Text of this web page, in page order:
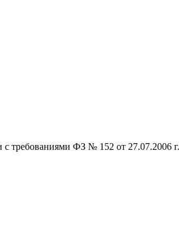
с требованиями ФЗ № 152 от 27.07.2006